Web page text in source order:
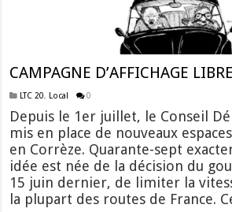
CAMPAGNE D’AFFICHAGE
LTC 20, Local 0
Depuis le 1er juillet, le Conseil
mis en place de nouveaux
en Corrèze. Quarante-sept
idée est née de la décision du
15 juin dernier, de limiter la
la plupart des routes de France.